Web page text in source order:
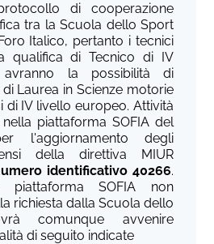
di cooperazione
tra la Scuola dello Sport
Italico, pertanto i tecnici
qualifica di Tecnico di IV
la possibilità di
Laurea in Scienze motorie
di IV livello europeo. Attività
piattaforma SOFIA del
l'aggiornamento degli
della direttiva MIUR
identificativo 40266.
piattaforma SOFIA non
richiesta dalla Scuola dello
comunque avvenire
di seguito indicate